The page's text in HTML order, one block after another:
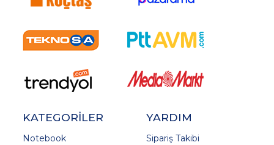
KATEGORİLER
Notebook
YARDIM
Sipariş Takibi